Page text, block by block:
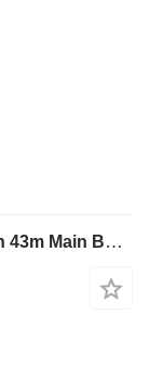
Zoomlion 100T 2022 Crawler Crane with 43m Main Boom - Weichai Engine Powe